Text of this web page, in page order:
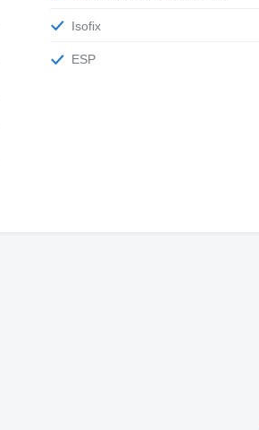
Isofix
ESP